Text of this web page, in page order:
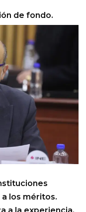
de fondo.
los méritos.